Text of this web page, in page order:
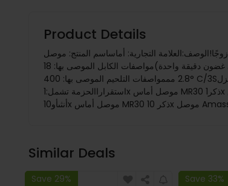
Product Details
اشترِ أكثر ووفّر أكثر، نوصي بشراء 10/20 زوجًا!الوصف:العلامة التجارية: أماساسم المنتج: موصل MR30مادة الهيكل وطلاء السطح: النحاس ومطلي بالذهبمادة العزل: PA66المقاومة الداخلية الأصلية: 0.8 مليون
أومالمقاومة الداخلية بعد 500 مرة: 0.85 مليون أومالتيار المستمر الأقصى: 30 أمبير (في غضون 30 دقيقة)التيار الزائد الأقصى: 40 أمبير (في غضون دقيقة واحدة)مواصفات الكابل الموصى بها: 18AWG قطرها
2.8 مممواصفات التلحيم الموصى بها: 400° C/3Sالوزن: 1.2 جرام/قطعةدرجة العزل: UL94V-0عمر الجهاز: 3000 مرةالميزات:- مناسب لربط ESCs ومحركات- مع غلاف واقي- قدم لحام مساعدة، أكثر
استقراراالحزمة تشمل:1x موصل أماس MR30 ذكر1x موصل أماس MR30 أنثىأو2x موصل Amass MR30 للذكور2x موصل Amass MR30 للإناث أو5x موصل Amass MR30 ذكر5x موصل Amass MR30
Similar Deals
Save 29% Save 33%